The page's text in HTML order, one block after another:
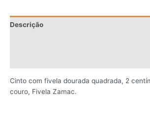
Descrição
Cinto com fivela dourada quadrada, 2
couro, Fivela Zamac.